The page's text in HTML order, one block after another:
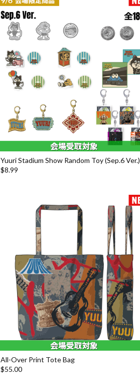
Yuuri Stadium Show Random Toy (Sep.6 Ver.)
$‌8.99
All-Over Print Tote Bag
$‌55.00